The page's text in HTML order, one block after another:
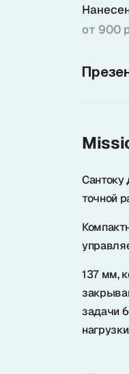
+7 (985) 682 65 26
Интернет-магазин (пн-
Интернет-магазин
Samura в соцсетях
от 900
Сантоку
точной
137 мм,
задачи